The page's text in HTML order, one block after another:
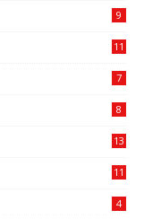
9
11
7
8
13
11
4